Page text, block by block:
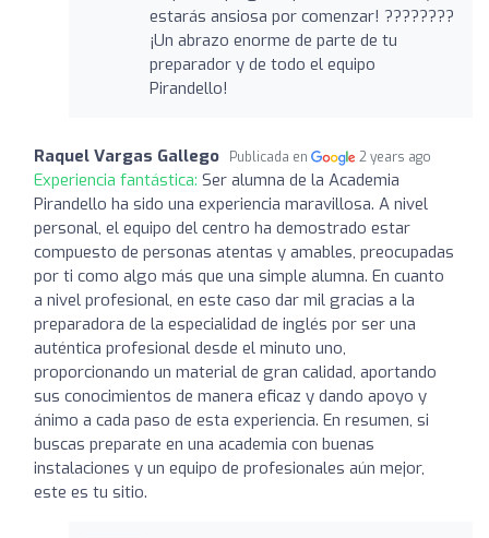
estarás ansiosa por comenzar! ????????
¡Un abrazo enorme de parte de tu
preparador y de todo el equipo
Pirandello!
Raquel Vargas Gallego Publicada en 2 years ago
Experiencia fantástica: Ser alumna de la Academia
Pirandello ha sido una experiencia maravillosa. A nivel
personal, el equipo del centro ha demostrado estar
compuesto de personas atentas y amables, preocupadas
por ti como algo más que una simple alumna. En cuanto
a nivel profesional, en este caso dar mil gracias a la
preparadora de la especialidad de inglés por ser una
auténtica profesional desde el minuto uno,
proporcionando un material de gran calidad, aportando
sus conocimientos de manera eficaz y dando apoyo y
ánimo a cada paso de esta experiencia. En resumen, si
buscas preparate en una academia con buenas
instalaciones y un equipo de profesionales aún mejor,
este es tu sitio.